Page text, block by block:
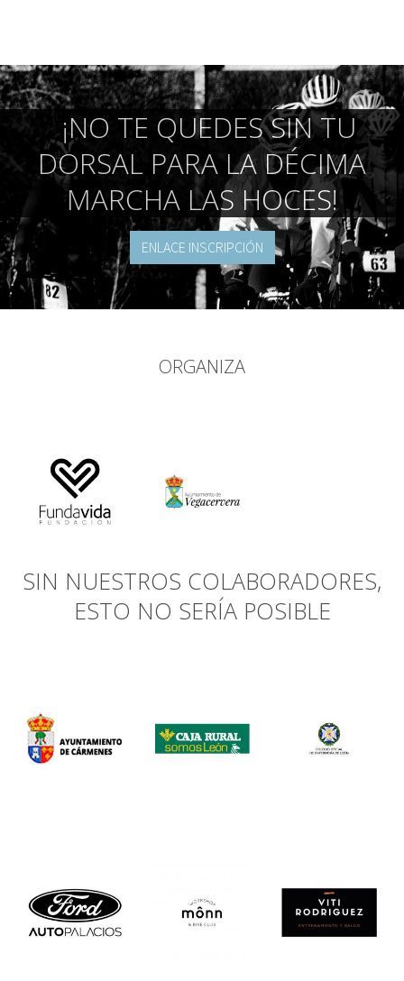
¡NO TE QUEDES SIN TU
DORSAL PARA LA DÉCIMA
MARCHA LAS HOCES!
ENLACE INSCRIPCIÓN
ORGANIZA
SIN NUESTROS COLABORADORES,
ESTO NO SERÍA POSIBLE